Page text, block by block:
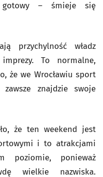
– śmieje się
przychylność władz
To normalne,
że we Wrocławiu sport
znajdzie swoje
że ten weekend jest
i to atrakcjami
poziomie, ponieważ
wielkie nazwiska.